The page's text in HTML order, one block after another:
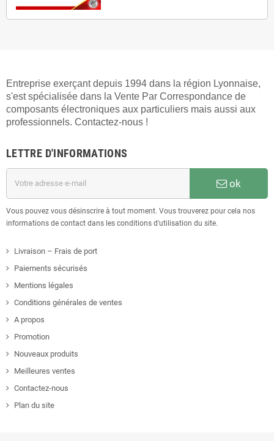
Entreprise exerçant depuis 1994 dans la région Lyonnaise,
s'est spécialisée dans la Vente Par Correspondance de
composants électroniques aux particuliers mais aussi aux
professionnels. Contactez-nous !
LETTRE D'INFORMATIONS
ok
Vous pouvez vous désinscrire à tout moment. Vous trouverez pour cela nos
informations de contact dans les conditions d'utilisation du site.
Livraison – Frais de port
Paiements sécurisés
Mentions légales
Conditions générales de ventes
A propos
Promotion
Nouveaux produits
Meilleures ventes
Contactez-nous
Plan du site